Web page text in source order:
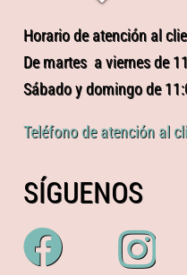
Horario de atención al
De martes a viernes de
Sábado y domingo de
Teléfono de atención al
SÍGUENOS